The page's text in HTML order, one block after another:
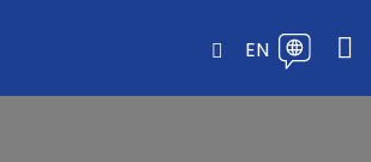
EN